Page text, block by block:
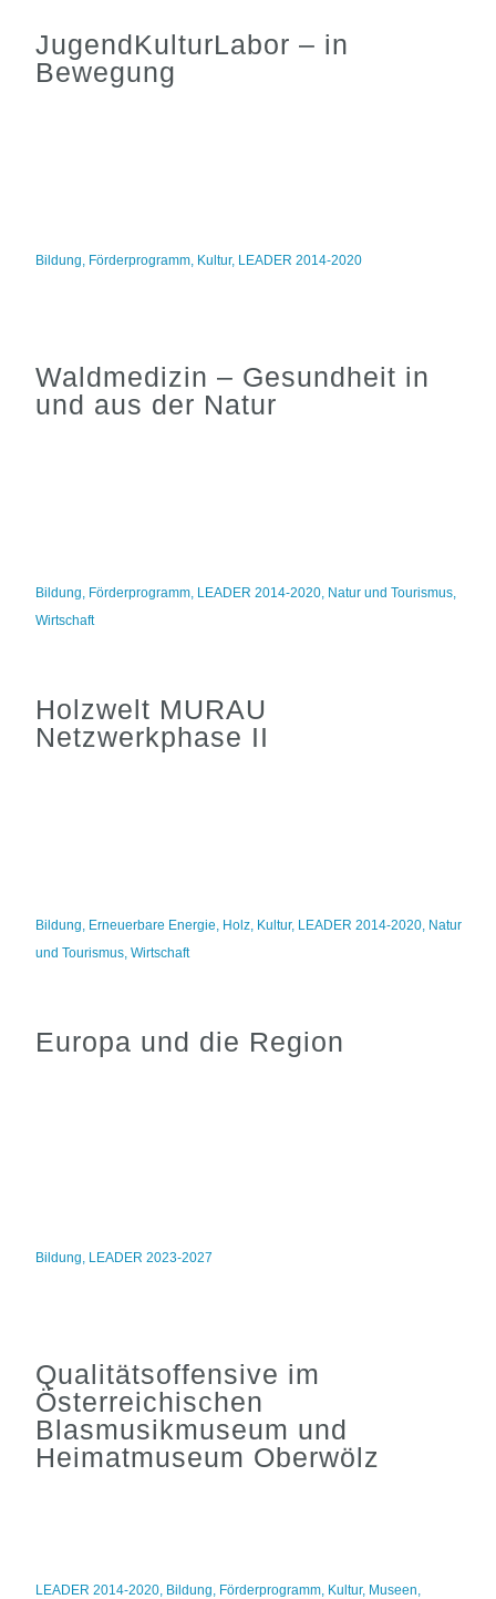
JugendKulturLabor – in
Bewegung
Bildung, Förderprogramm, Kultur, LEADER 2014-2020
Waldmedizin – Gesundheit in
und aus der Natur
Bildung, Förderprogramm, LEADER 2014-2020, Natur und Tourismus,
Wirtschaft
Holzwelt MURAU
Netzwerkphase II
Bildung, Erneuerbare Energie, Holz, Kultur, LEADER 2014-2020, Natur
und Tourismus,Wirtschaft
Europa und die Region
Bildung, LEADER 2023-2027
Qualitätsoffensive im
Österreichischen
Blasmusikmuseum und
Heimatmuseum Oberwölz
LEADER 2014-2020, Bildung, Förderprogramm, Kultur, Museen,